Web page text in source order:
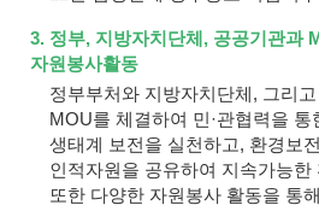
3. 정부, 지방자치단체, 공공기관과
자원봉사활동
정부부처와 지방자치단체, 그리
MOU를 체결하여 민·관협력을 통
생태계 보전을 실천하고, 환경보
인적자원을 공유하여 지속가능한
또한 다양한 자원봉사 활동을 통